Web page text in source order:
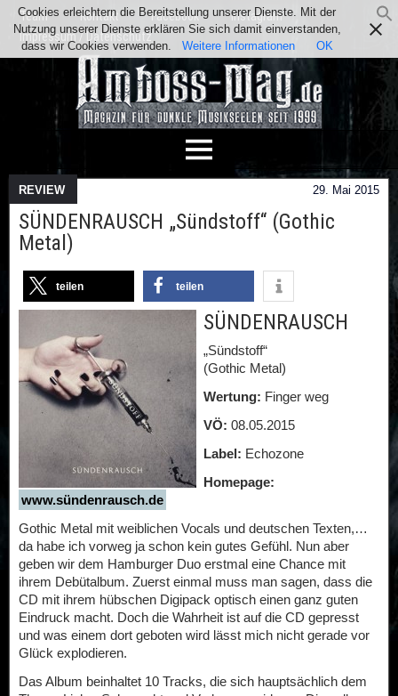
Team Kontakt Facebook
Instagram
Impressum / Datenschutz
REVIEW 29. Mai 2015
SÜNDENRAUSCH „Sündstoff“ (Gothic
Metal)
teilen teilen
SÜNDENRAUSCH
„Sündstoff“
(Gothic Metal)
Wertung: Finger weg
VÖ: 08.05.2015
Label: Echozone
Homepage:
www.sündenrausch.de
Gothic Metal mit weiblichen Vocals und deutschen Texten,…
da habe ich vorweg ja schon kein gutes Gefühl. Nun aber
geben wir dem Hamburger Duo erstmal eine Chance mit
ihrem Debütalbum. Zuerst einmal muss man sagen, dass die
CD mit ihrem hübschen Digipack optisch einen ganz guten
Eindruck macht. Doch die Wahrheit ist auf die CD gepresst
und was einem dort geboten wird lässt mich nicht gerade vor
Glück explodieren.
Das Album beinhaltet 10 Tracks, die sich hauptsächlich dem
Cookies erleichtern die Bereitstellung unserer Dienste. Mit der
Nutzung unserer Dienste erklären Sie sich damit einverstanden,
dass wir Cookies verwenden.
Weitere Informationen OK